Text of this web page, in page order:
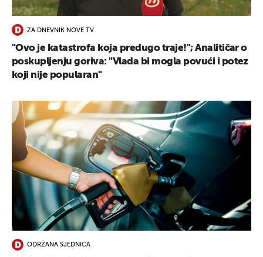
ZA DNEVNIK NOVE TV
"Ovo je katastrofa koja predugo traje!"; Analitičar o
poskupljenju goriva: "Vlada bi mogla povući i potez
koji nije popularan"
ODRŽANA SJEDNICA
UKLJUČITE NOTIFIKACIJE